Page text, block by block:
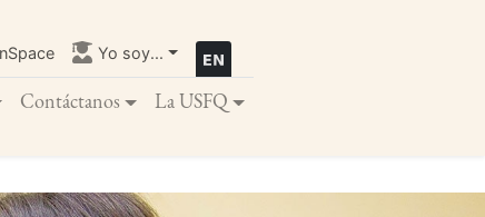
Yo soy...
Contáctanos La USFQ